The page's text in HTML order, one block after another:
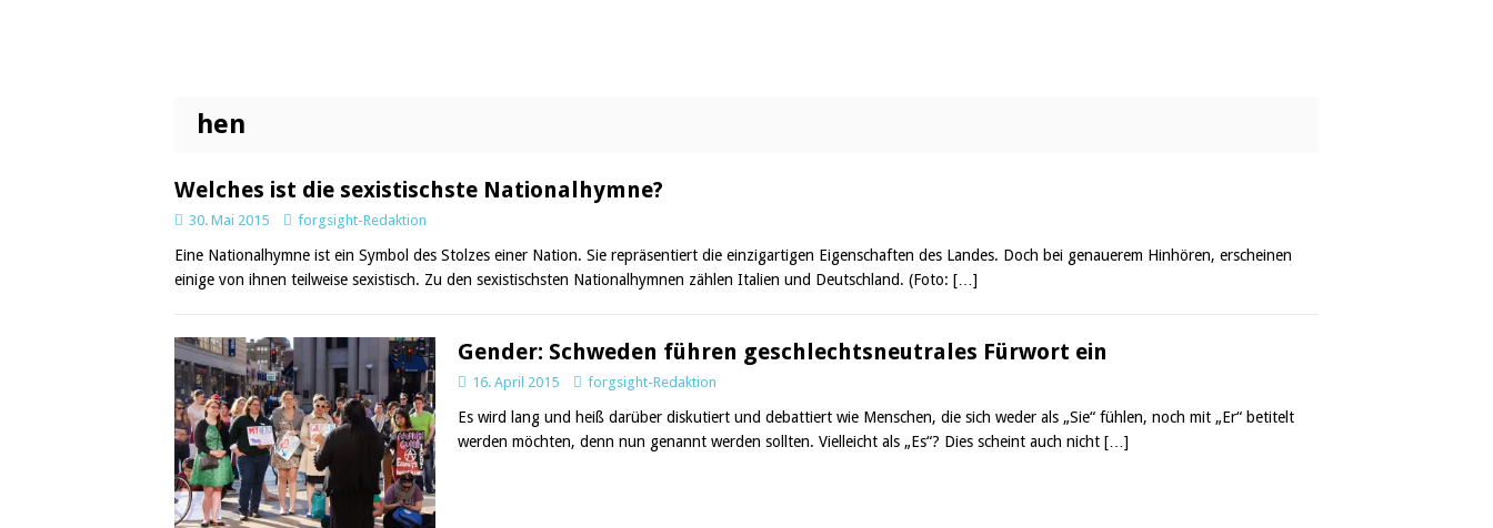
hen
Welches ist die sexistischste Nationalhymne?
30. Mai 2015 forgsight-Redaktion
Eine Nationalhymne ist ein Symbol des Stolzes einer Nation. Sie repräsentiert die einzigartigen Eigenschaften des Landes. Doch bei genauerem Hinhören, erscheinen
einige von ihnen teilweise sexistisch. Zu den sexistischsten Nationalhymnen zählen Italien und Deutschland. (Foto: […]
Gender: Schweden führen geschlechtsneutrales Fürwort ein
16. April 2015 forgsight-Redaktion
Es wird lang und heiß darüber diskutiert und debattiert wie Menschen, die sich weder als „Sie“ fühlen, noch mit „Er“ betitelt
werden möchten, denn nun genannt werden sollten. Vielleicht als „Es“? Dies scheint auch nicht […]